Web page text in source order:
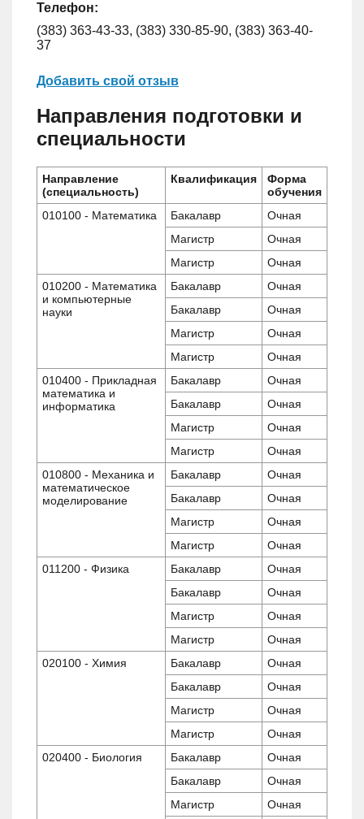
Телефон:
(383) 363-43-33, (383) 330-85-90, (383) 363-40-
37
Добавить свой отзыв
Направления подготовки и
специальности
Направление
(специальность)
Квалификация
Форма
обучения
010100 - Математика
Бакалавр
Очная
Магистр
Очная
Магистр
Очная
010200 - Математика
и компьютерные
науки
Бакалавр
Очная
Бакалавр
Очная
Магистр
Очная
Магистр
Очная
010400 - Прикладная
математика и
информатика
Бакалавр
Очная
Бакалавр
Очная
Магистр
Очная
Магистр
Очная
010800 - Механика и
математическое
моделирование
Бакалавр
Очная
Бакалавр
Очная
Магистр
Очная
Магистр
Очная
011200 - Физика
Бакалавр
Очная
Бакалавр
Очная
Магистр
Очная
Магистр
Очная
020100 - Химия
Бакалавр
Очная
Бакалавр
Очная
Магистр
Очная
Магистр
Очная
020400 - Биология
Бакалавр
Очная
Бакалавр
Очная
Магистр
Очная